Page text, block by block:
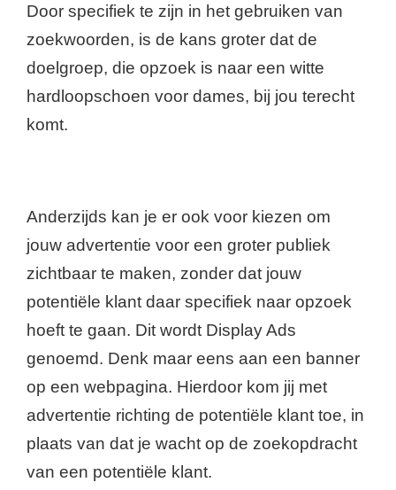
Door specifiek te zijn in het gebruiken van
zoekwoorden, is de kans groter dat de
doelgroep, die opzoek is naar een witte
hardloopschoen voor dames, bij jou terecht
komt.
Anderzijds kan je er ook voor kiezen om
jouw advertentie voor een groter publiek
zichtbaar te maken, zonder dat jouw
potentiële klant daar specifiek naar opzoek
hoeft te gaan. Dit wordt Display Ads
genoemd. Denk maar eens aan een banner
op een webpagina. Hierdoor kom jij met
advertentie richting de potentiële klant toe, in
plaats van dat je wacht op de zoekopdracht
van een potentiële klant.